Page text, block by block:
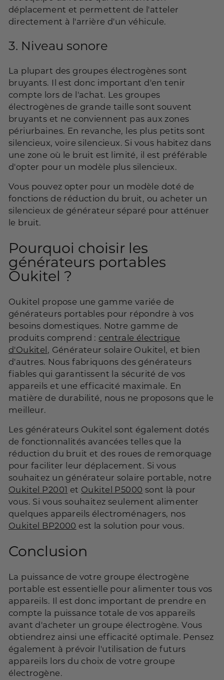
déplacement et permettent de l'atteler
directement à l'arrière d'un véhicule.
3. Niveau sonore
La plupart des groupes électrogènes sont
bruyants. Il est donc important d'en tenir
compte lors de l'achat. Les groupes
électrogènes de grande taille sont souvent
bruyants et ne conviennent pas aux zones
périurbaines. En revanche, les plus petits sont
silencieux, voire silencieux. Si vous habitez dans
une zone où le bruit est limité, il est préférable
d'opter pour un modèle plus silencieux.
Vous pouvez opter pour un modèle doté de
fonctions de réduction du bruit, ou acheter un
silencieux de générateur séparé pour atténuer
le bruit.
Pourquoi choisir les
générateurs portables
Oukitel ?
Oukitel propose une gamme variée de
générateurs portables pour répondre à vos
besoins domestiques. Notre gamme de
produits comprend : centrale électrique
d'Oukitel, Générateur solaire Oukitel, et bien
d'autres. Nous fabriquons des générateurs
fiables qui garantissent la sécurité de vos
appareils et une efficacité maximale. En
matière de durabilité, nous ne proposons que le
meilleur.
Les générateurs Oukitel sont également dotés
de fonctionnalités avancées telles que la
réduction du bruit et des roues de remorquage
pour faciliter leur déplacement. Si vous
souhaitez un générateur solaire portable, notre
Oukitel P2001 et Oukitel P5000 sont là pour
vous. Si vous souhaitez seulement alimenter
quelques appareils électroménagers, nos
Oukitel BP2000 est la solution pour vous.
Conclusion
La puissance de votre groupe électrogène
portable est essentielle pour alimenter tous vos
appareils. Il est donc important de prendre en
compte la puissance totale de vos appareils
avant d'acheter un groupe électrogène. Vous
obtiendrez ainsi une efficacité optimale. Pensez
également à prévoir l'utilisation de futurs
appareils lors du choix de votre groupe
électrogène.